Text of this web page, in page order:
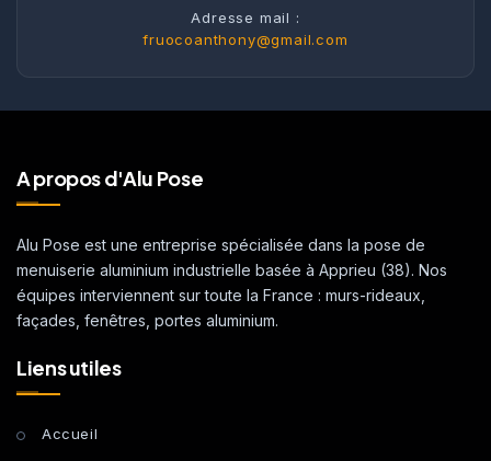
Adresse mail :
fruocoanthony@gmail.com
A propos d'Alu Pose
Alu Pose est une entreprise spécialisée dans la pose de
menuiserie aluminium industrielle basée à Apprieu (38). Nos
équipes interviennent sur toute la France : murs-rideaux,
façades, fenêtres, portes aluminium.
Liens utiles
Accueil